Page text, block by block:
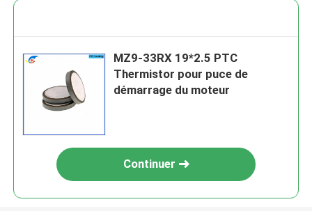
MZ9-33RX 19*2.5 PTC
Thermistor pour puce de
démarrage du moteur
Continuer